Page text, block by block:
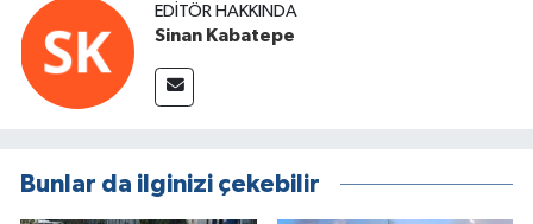
EDITÖR HAKKINDA
Sinan Kabatepe
Bunlar da ilginizi çekebilir